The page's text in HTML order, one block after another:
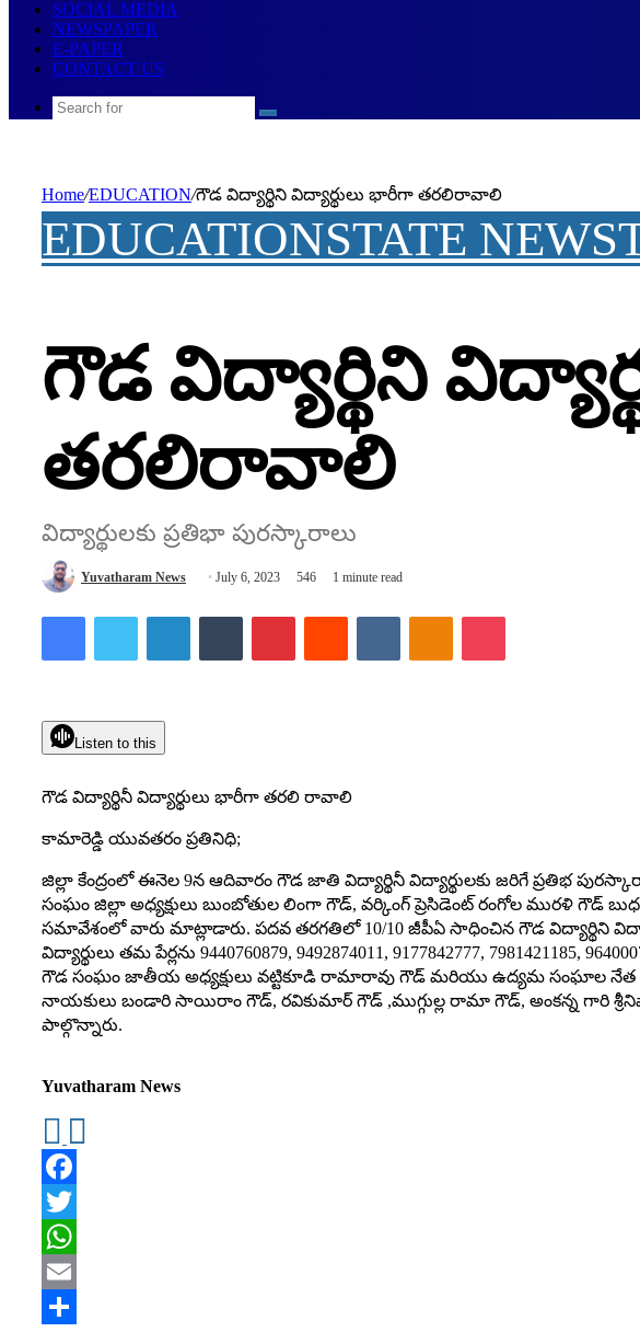
SOCIAL MEDIA
NEWSPAPER
E-PAPER
CONTACT US
Search
Home/EDUCATION/గౌడ విద్యార్థిని విద్యార్థులు భారీగా తరలిరావాలి
EDUCATIONSTATE NEWS
గౌడ విద్యార్థిని
తరలిరావాలి
విద్యార్థులకు ప్రతిభా పురస్కారాలు
Yuvatharam News
Send July 6, 2023 546 1 minute read
FacebookTwitterLinkedInTumblrPinterestReddit VKontakteOdnoklassniki
Pocket
Listen to this
గౌడ విద్యార్థినీ విద్యార్థులు భారీగా తరలి రావాలి
కామారెడ్డి యువతరం ప్రతినిధి;
జిల్లా కేంద్రంలో ఈనెల 9న ఆదివారం గౌడ జాతి విద్యార్థినీ విద్యార్థులకు జరిగే ప్రతిభ
సంఘం జిల్లా అధ్యక్షులు బుంబోతుల లింగా గౌడ్, వర్కింగ్ ప్రెసిడెంట్ రంగోల మురళి గౌడ్
సమావేశంలో వారు మాట్లాడారు. పదవ తరగతిలో 10/10 జీపీఏ సాధించిన గౌడ విద్యార్థిని
విద్యార్థులు తమ పేర్లను 9440760879, 9492874011, 9177842777,
గౌడ సంఘం జాతీయ అధ్యక్షులు వట్టికూడి రామారావు గౌడ్ మరియు ఉద్యమ సంఘాల నేత
నాయకులు బండారి సాయిరాం గౌడ్, రవికుమార్ గౌడ్ ,ముగ్గుల్ల రామా గౌడ్, అంకన్న గారి
పాల్గొన్నారు.
Yuvatharam News
Facebook
Twitter
WhatsApp
Email